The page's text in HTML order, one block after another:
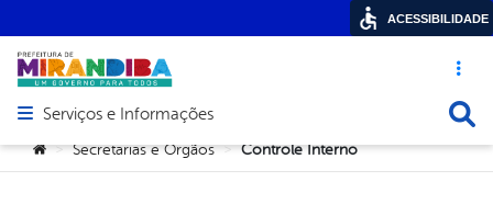
Acesso
Abrir menu principal de navegação
Serviços e Informações
Você está aqui:
> Secretarias e Orgãos > Controle Interno
ACESSIBILIDADE